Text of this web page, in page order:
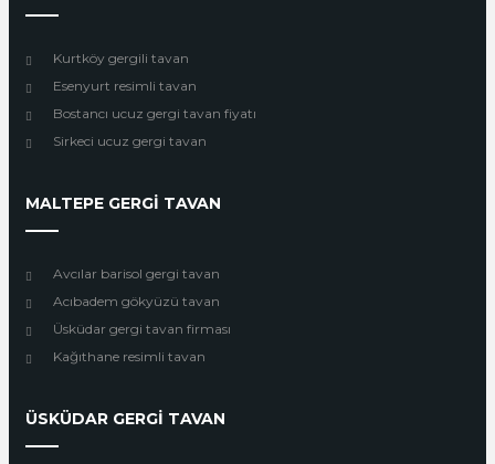
Kurtköy gergili tavan
Esenyurt resimli tavan
Bostancı ucuz gergi tavan fiyatı
Sirkeci ucuz gergi tavan
MALTEPE GERGİ TAVAN
Avcılar barisol gergi tavan
Acıbadem gökyüzü tavan
Üsküdar gergi tavan firması
Kağıthane resimli tavan
ÜSKÜDAR GERGİ TAVAN